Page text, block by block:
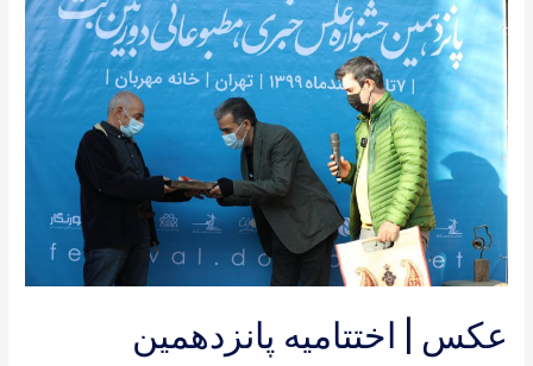
عکس | اختتامیه پانزدهمین